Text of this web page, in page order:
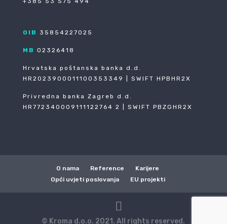
OIB 35854227025
MB 02326418
Hrvatska poštanska banka d.d.
HR2023900011100353349 | SWIFT HPBHR2X
Privredna banka Zagreb d.d.
HR772340009111122764 2 | SWIFT PBZGHR2X
O nama Reference
Karijere
Opći uvjeti poslovanja
EU projekti
© Kroma d.o.o. 2021. All rights reserved.